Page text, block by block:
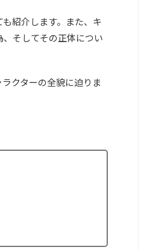
紹介します。また、キ
そしてその正体につい
クターの全貌に迫りま